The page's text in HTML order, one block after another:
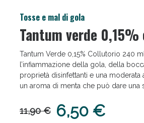
Tosse e mal di gola
Tantum verde
Tantum Verde 0,15% Collutorio 240
l’infiammazione della gola, della
proprietà disinfettanti e una
un aroma di menta che può dare una
11,90 € 6,50 €
Pancia Piatta: Sconti fino al